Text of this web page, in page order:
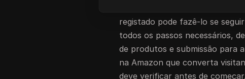
registado pode fazê-lo se
todos os passos necessários,
de produtos e submissão para
na Amazon que converta
deve verificar antes de começar.